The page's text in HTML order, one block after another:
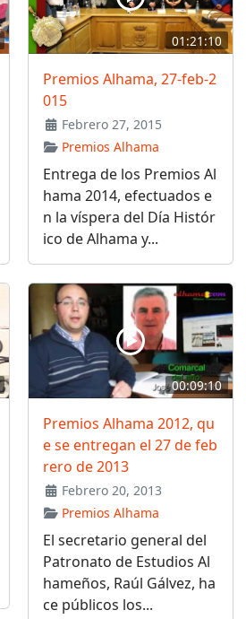
01:21:10
Premios Alhama, 27-feb-2
015
Febrero 27, 2015
Premios Alhama
Entrega de los Premios Al
hama 2014, efectuados e
n la víspera del Día Histór
ico de Alhama y...
00:09:10
Premios Alhama 2012, qu
e se entregan el 27 de feb
rero de 2013
Febrero 20, 2013
Premios Alhama
El secretario general del
Patronato de Estudios Al
hameños, Raúl Gálvez, ha
ce públicos los...